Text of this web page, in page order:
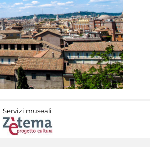
Servizi museali